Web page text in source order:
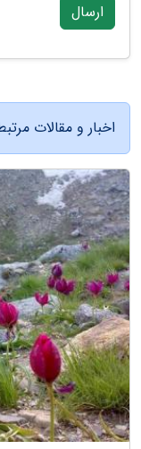
ارسال
اخبار و مقالات